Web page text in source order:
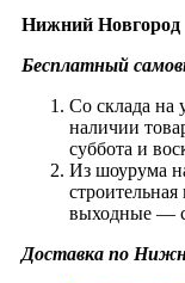
Нижний Новгород
Бесплатный
Со склада на
наличии
суббота и
Из шоурума
выходные —
Доставка по